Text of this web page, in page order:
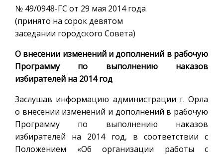
№ 49/0948-ГС от 29 мая 2014 года
(принято на сорок девятом
заседании городского Совета)
О внесении изменений и дополнений в рабочую
Программу по выполнению наказов
избирателей на 2014 год
Заслушав информацию администрации г. Орла
о внесении изменений и дополнений в рабочую
Программу по выполнению наказов
избирателей на 2014 год, в соответствии с
Положением «Об организации работы с